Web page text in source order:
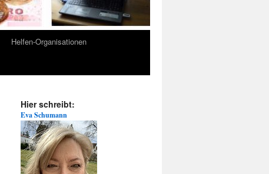
Helfen-Organisationen
Hier schreibt:
Eva Schumann